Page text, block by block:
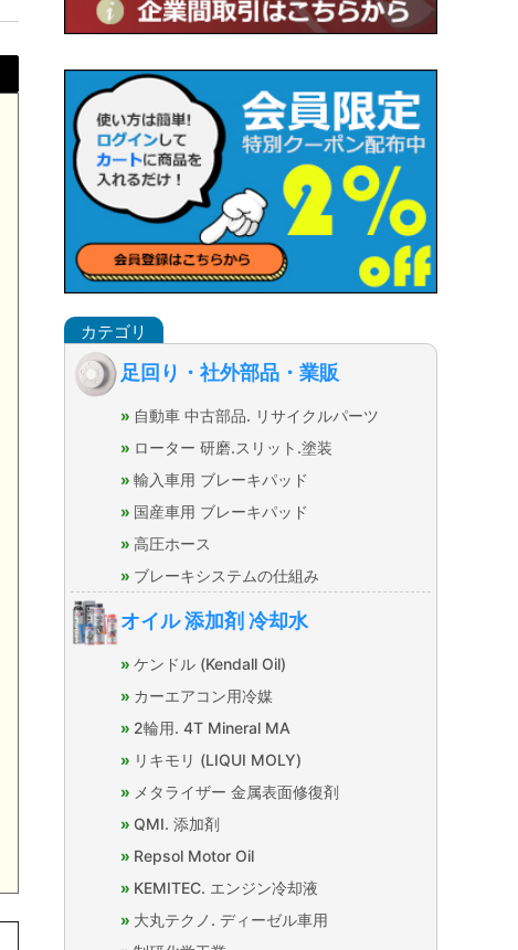
足回り・社外部品・業販
自動車 中古部品. リサイクルパーツ
ローター 研磨.スリット.塗装
輸入車用 ブレーキパッド
国産車用 ブレーキパッド
高圧ホース
ブレーキシステムの仕組み
オイル 添加剤 冷却水
ケンドル (Kendall Oil)
カーエアコン用冷媒
2輪用. 4T Mineral MA
リキモリ (LIQUI MOLY)
メタライザー 金属表面修復剤
QMI. 添加剤
Repsol Motor Oil
KEMITEC. エンジン冷却液
大丸テクノ. ディーゼル車用